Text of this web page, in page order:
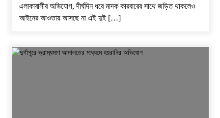
এলাকাবাসীর অভিযোগ, দীর্ঘদিন ধরে মাদক কারবারের সাথে জড়িত থাকলেও
আইনের আওতায় আসছে না এই দুই […]